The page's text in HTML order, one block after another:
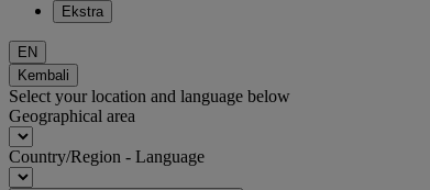
Ekstra
EN
Kembali
Select your location and language below
Geographical area
Country/Region - Language